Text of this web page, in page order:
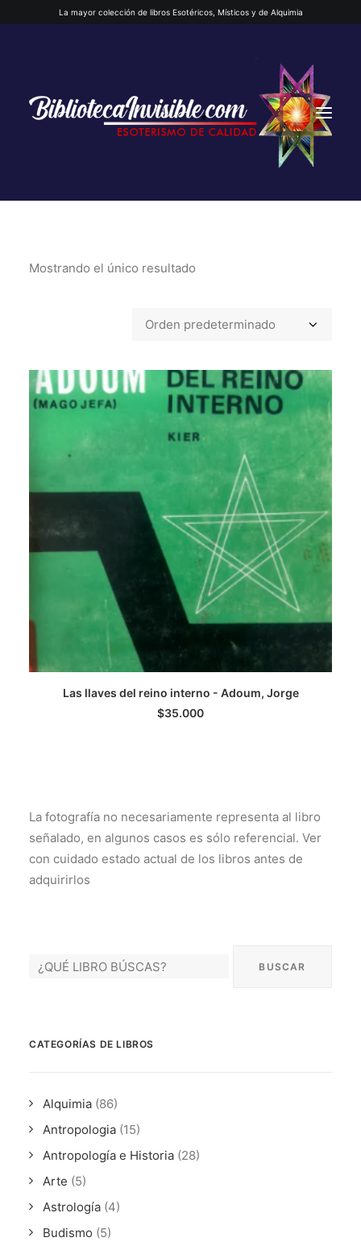
La mayor colección de libros Esotéricos, Místicos y de Alquimia
INICIO
CATEGORÍAS
AUTORES DESTACADOS
LOGIN / REGISTER
Mostrando el único resultado
AGREGAR AL CARRITO
Las llaves del reino interno - Adoum, Jorge
$35.000
La fotografía no necesariamente representa al libro
señalado, en algunos casos es sólo referencial. Ver
con cuidado estado actual de los libros antes de
adquirirlos
CATEGORÍAS DE LIBROS
Alquimia (86)
Antropologia (15)
Antropología e Historia (28)
Arte (5)
Astrología (4)
Budismo (5)